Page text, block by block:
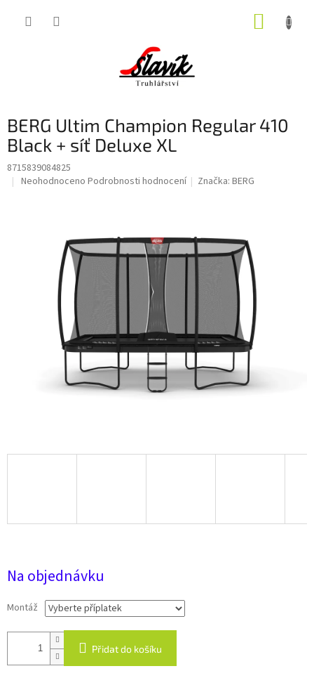
BERG Ultim Champion Regular 410
Black + síť Deluxe XL
8715839084825
Průměrné
hvězdiček.
Neohodnoceno Podrobnosti hodnocení Značka:BERG
Na objednávku
Montáž
Přidat do košíku